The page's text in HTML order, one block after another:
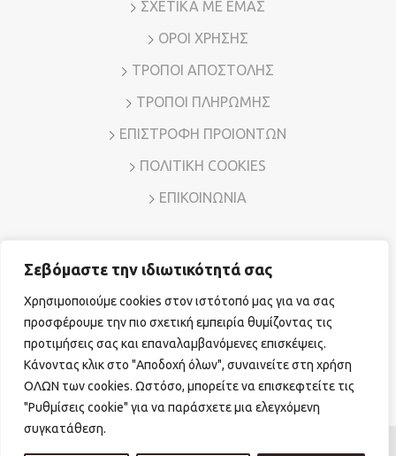
Σεβόμαστε την ιδιωτικότητά σας
Χρησιμοποιούμε cookies στον ιστότοπό μας για να σας
προσφέρουμε την πιο σχετική εμπειρία θυμίζοντας τις
προτιμήσεις σας και επαναλαμβανόμενες επισκέψεις.
Κάνοντας κλικ στο "Αποδοχή όλων", συναινείτε στη χρήση
ΟΛΩΝ των cookies. Ωστόσο, μπορείτε να επισκεφτείτε τις
"Ρυθμίσεις cookie" για να παράσχετε μια ελεγχόμενη
συγκατάθεση.
ΣΧΕΤΙΚΑ ΜΕ ΕΜΑΣ
ΟΡΟΙ ΧΡΗΣΗΣ
ΤΡΟΠΟΙ ΑΠΟΣΤΟΛΗΣ
ΤΡΟΠΟΙ ΠΛΗΡΩΜΗΣ
ΕΠΙΣΤΡΟΦΗ ΠΡΟΙΟΝΤΩΝ
ΠΟΛΙΤΙΚΗ COOKIES
ΕΠΙΚΟΙΝΩΝΙΑ
Διεύθυνση: Λ. Μεσογείων 7, Αμπελόκηποι – Αθήνα, Τ.Κ.
Τηλ. Επικοινωνίας:
210 7794780 E-mail: sales@vr-jewels.gr
FacebookInstagram
